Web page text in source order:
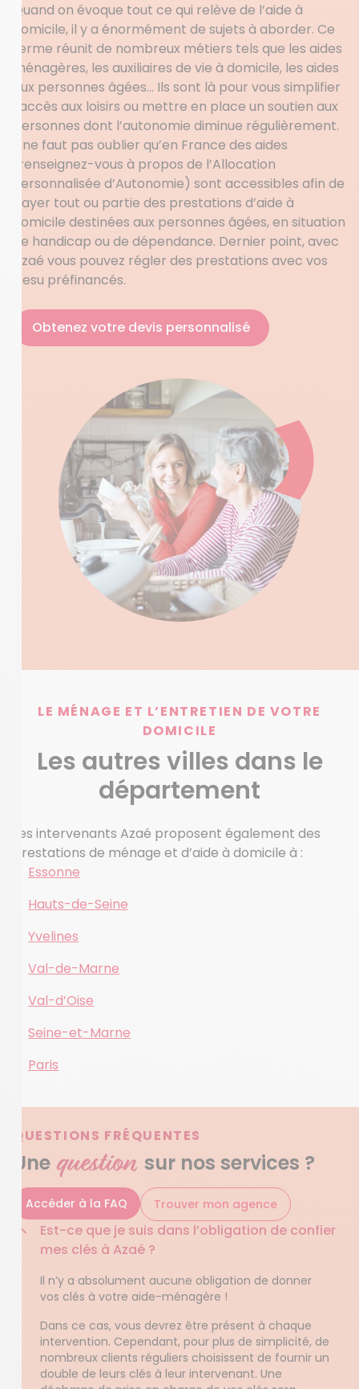
Quand on évoque tout ce qui relève de l’aide à
domicile, il y a énormément de sujets à aborder. Ce
terme réunit de nombreux métiers tels que les aides
ménagères, les auxiliaires de vie à domicile, les aides
aux personnes âgées… Ils sont là pour vous simplifier
l’accès aux loisirs ou mettre en place un soutien aux
personnes dont l’autonomie diminue régulièrement.
Il ne faut pas oublier qu’en France des aides
(renseignez-vous à propos de l’Allocation
Personnalisée d’Autonomie) sont accessibles afin de
payer tout ou partie des prestations d’aide à
domicile destinées aux personnes âgées, en situation
de handicap ou de dépendance. Dernier point, avec
Azaé vous pouvez régler des prestations avec vos
Cesu préfinancés.
Obtenez votre devis personnalisé
LE MÉNAGE ET L’ENTRETIEN DE VOTRE
DOMICILE
Les autres villes dans le
département
Les intervenants Azaé proposent également des
prestations de ménage et d’aide à domicile à :
Essonne
Hauts-de-Seine
Yvelines
Val-de-Marne
Val-d’Oise
Seine-et-Marne
Paris
QUESTIONS FRÉQUENTES
Une question sur nos services ?
Accéder à la FAQ Trouver mon agence
Est-ce que je suis dans l’obligation de confier
mes clés à Azaé ?
Il n’y a absolument aucune obligation de donner
vos clés à votre aide-ménagère !
Dans ce cas, vous devrez être présent à chaque
intervention. Cependant, pour plus de simplicité, de
nombreux clients réguliers choisissent de fournir un
double de leurs clés à leur intervenant. Une